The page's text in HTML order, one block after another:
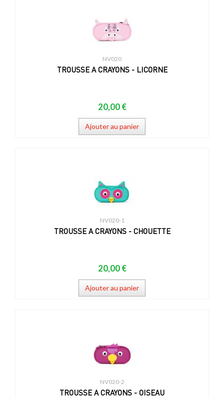
NV020
TROUSSE A CRAYONS - LICORNE
20,00 €
Ajouter au panier
NV020-1
TROUSSE A CRAYONS - CHOUETTE
20,00 €
Ajouter au panier
NV020-2
TROUSSE A CRAYONS - OISEAU